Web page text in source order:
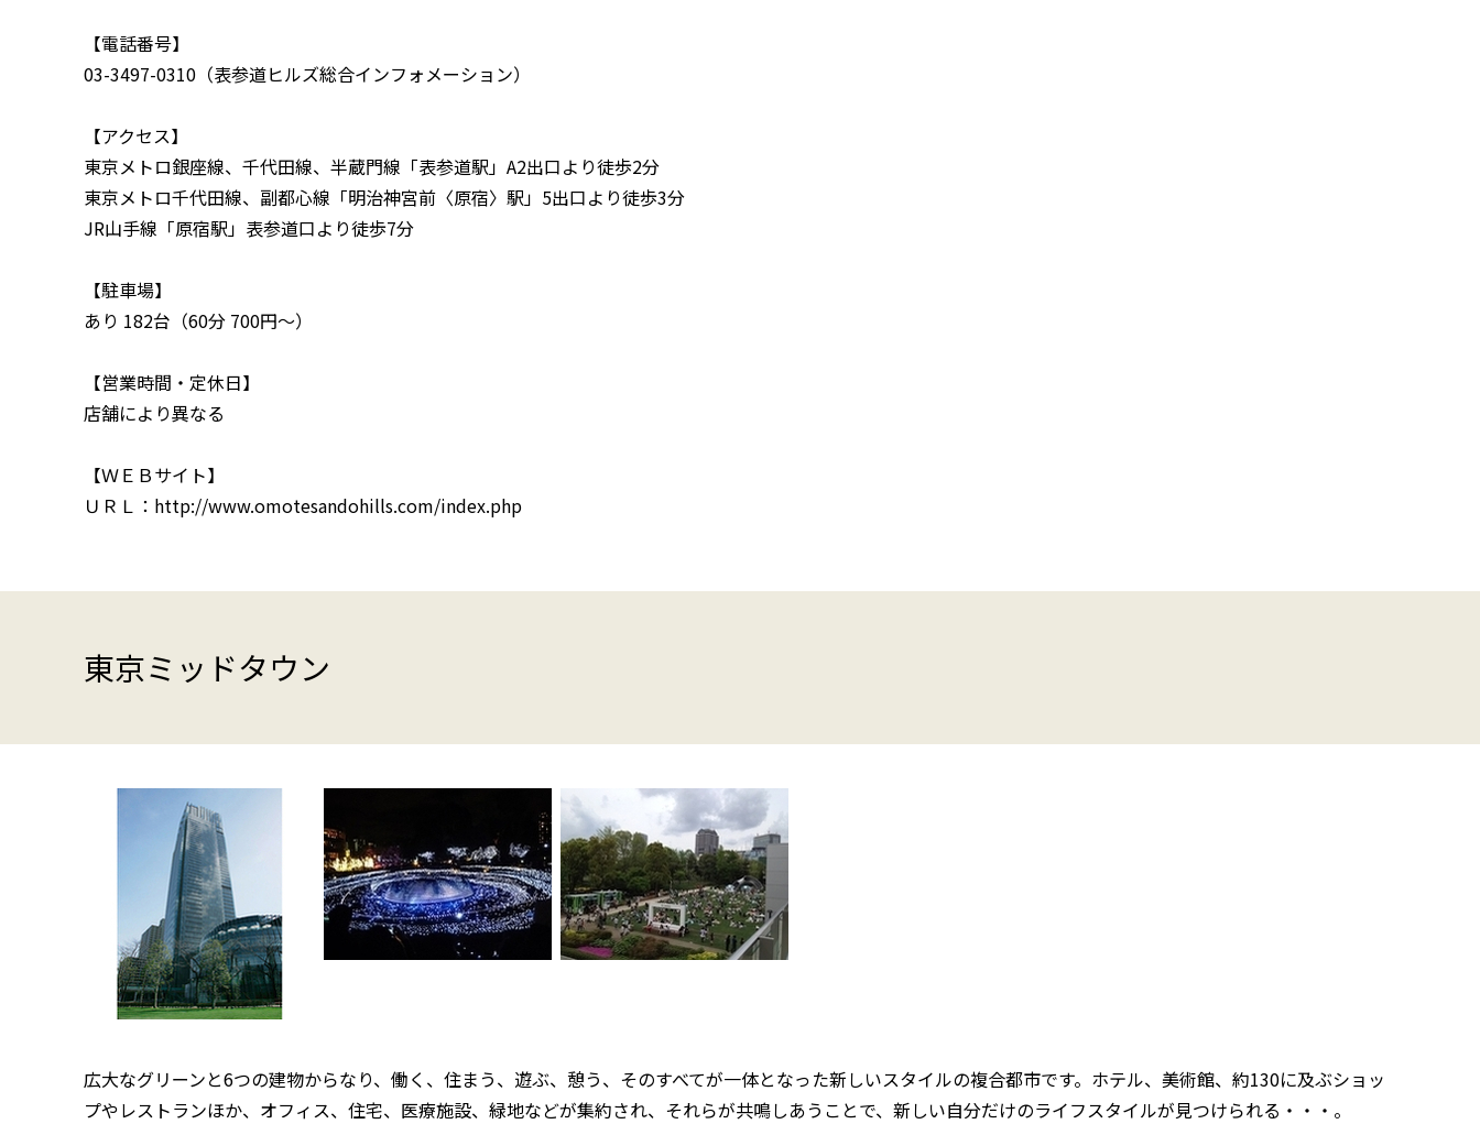
【電話番号】
03-3497-0310（表参道ヒルズ総合インフォメーション）
【アクセス】
東京メトロ銀座線、千代田線、半蔵門線「表参道駅」A2出口より徒歩2分
東京メトロ千代田線、副都心線「明治神宮前〈原宿〉駅」5出口より徒歩3分
JR山手線「原宿駅」表参道口より徒歩7分
【駐車場】
あり 182台（60分 700円～）
【営業時間・定休日】
店舗により異なる
【ＷＥＢサイト】
ＵＲＬ：http://www.omotesandohills.com/index.php
東京ミッドタウン
広大なグリーンと6つの建物からなり、働く、住まう、遊ぶ、憩う、そのすべてが一体となった新しいスタイルの複合都市です。ホテル、美術館、約130に及ぶショッ
プやレストランほか、オフィス、住宅、医療施設、緑地などが集約され、それらが共鳴しあうことで、新しい自分だけのライフスタイルが見つけられる・・・。